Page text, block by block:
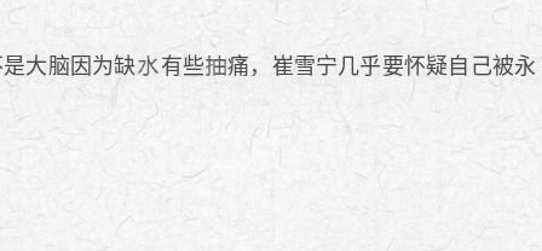
大脑因为缺 有些 痛，崔雪宁几乎要怀疑自己被永